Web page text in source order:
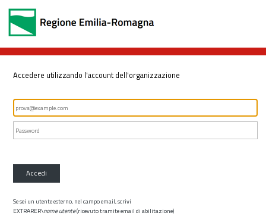
Accedere utilizzando l'account dell'organizzazione
Accedi
Se sei un utente esterno, nel campo email, scrivi
EXTRARER\nome utente(ricevuto tramite email di abilitazione)